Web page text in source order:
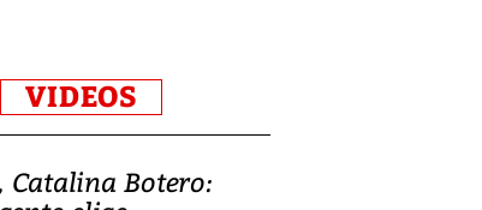
VIDEOS
Catalina Botero: